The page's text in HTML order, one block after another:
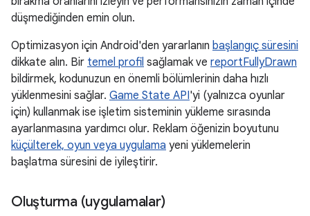
düşmediğinden emin olun.
Optimizasyon için Android'den yararlanın başlangıç süresini
dikkate alın. Bir temel profil sağlamak ve reportFullyDrawn
bildirmek, kodunuzun en önemli bölümlerinin daha hızlı
yüklenmesini sağlar. Game State API'yi (yalnızca oyunlar
için) kullanmak ise işletim sisteminin yükleme sırasında
ayarlanmasına yardımcı olur. Reklam öğenizin boyutunu
küçülterek, oyun veya uygulama yeni yüklemelerin
başlatma süresini de iyileştirir.
Oluşturma (uygulamalar)